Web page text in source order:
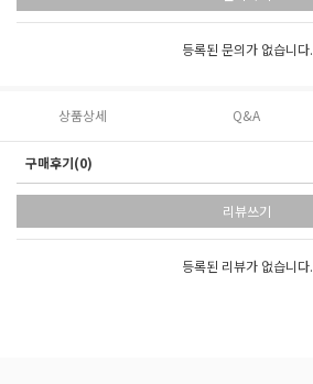
등록된 문의가 없습니다.
상품상세 Q&A
구매후기(0)
리뷰쓰기
등록된 리뷰가 없습니다.